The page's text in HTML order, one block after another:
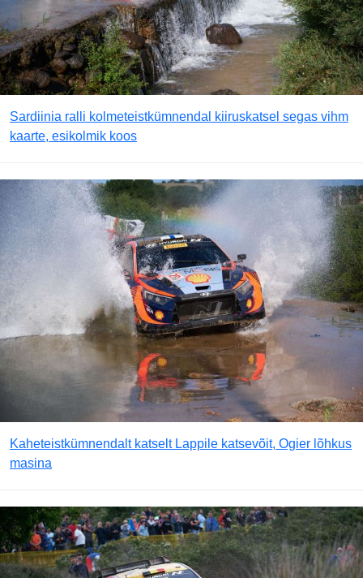
Sardiinia ralli kolmeteistkümnendal kiiruskatsel segas vihm
kaarte, esikolmik koos
Kaheteistkümnendalt katselt Lappile katsevõit, Ogier lõhkus
masina